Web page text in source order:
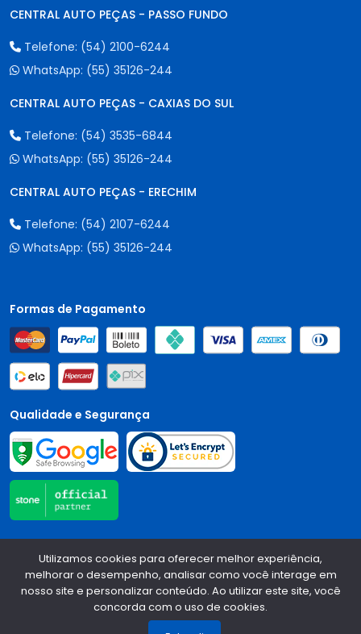
CENTRAL AUTO PEÇAS - PASSO FUNDO
Telefone: (54) 2100-6244
WhatsApp: (55) 35126-244
CENTRAL AUTO PEÇAS - CAXIAS DO SUL
Telefone: (54) 3535-6844
WhatsApp: (55) 35126-244
CENTRAL AUTO PEÇAS - ERECHIM
Telefone: (54) 2107-6244
WhatsApp: (55) 35126-244
Formas de Pagamento
Qualidade e Segurança
Central Auto Peças - CNPJ: 90.196.999/0001-89
Todos os
direitos reservados.2026
Desenvolvido Por:
Utilizamos cookies para oferecer melhor experiência,
melhorar o desempenho, analisar como você interage em
nosso site e personalizar conteúdo. Ao utilizar este site, você
concorda com o uso de cookies.